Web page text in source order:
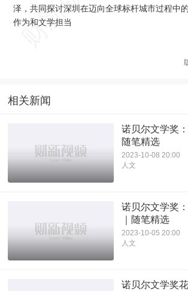
泽，共同探讨深圳在迈向全球标杆城市过程中
作为和文学担当
相关新闻
诺贝尔文学奖
随笔精选
2023-10-08 20:00
人文
诺贝尔文学奖
｜随笔精选
2023-10-05 20:00
人文
诺贝尔文学奖